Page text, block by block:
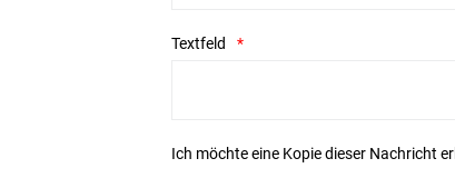
Textfeld
Ich möchte eine Kopie dieser Nachricht